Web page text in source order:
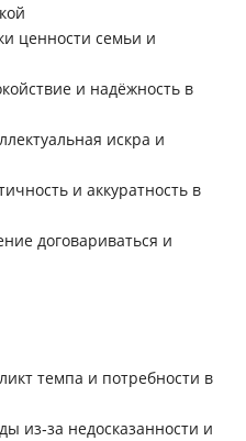
ценности семьи и
и надёжность в
искра и
и аккуратность в
договариваться и
темпа и потребности в
из‑за недосказанности и